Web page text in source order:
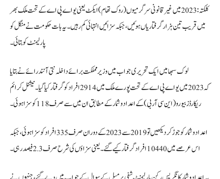
کلکتہ :2023 میں غیر قانونی سرگرمیوں (روک تھام) ایکٹ یعنی یو اے پی اے کے تحت ملک بھر
میں قریب تین ہزار گرفتاریاں ہوئیں، جبکہ سزائیں انتہائی کم رہیں۔ یہ بات حکومت نے منگل کو
پارلیمنٹ کو بتائی۔
لوک سبھا میں ایک تحریری جواب میں وزیر مملکت برائے داخلہ نتی آنند رائے نے بتایا
کہ 2023 میں یو اے پی اے کے تحت پورے ملک میں2914افراد کو گرفتار کیا گیا۔ نیشنل کرائم
ریکارڈز بیورو (این سی آر بی) کے اعداد و شمار کے مطابق ان میں سے صرف 118 کو سزا ہوئی۔
اعداد و شمار کو جوڑ کر دیکھیں تو 2019 سے 2023 کے دوران صرف 335 افراد کو سزا ہوئی، جبکہ
اس عرصے میں10440افراد گرفتار کیے گئے۔ یعنی سزاؤں کی شرح صرف3 .2فیصد رہی۔